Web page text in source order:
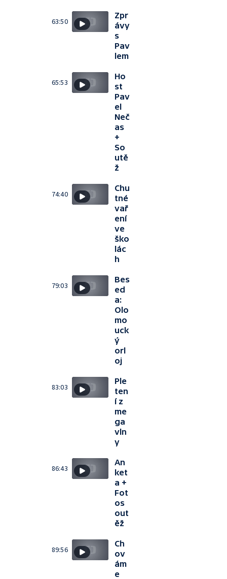
63:50
Zpr
ávy
s
Pav
lem
65:53
Ho
st
Pav
el
Neč
as
+
So
utě
ž
74:40
Chu
tné
vař
ení
ve
ško
lác
h
79:03
Bes
ed
a:
Olo
mo
uck
ý
orl
oj
83:03
Ple
ten
í z
me
ga
vln
y
86:43
An
ket
a +
Fot
os
out
ěž
89:56
Ch
ov
ám
e